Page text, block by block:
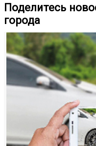
Поделитесь
города